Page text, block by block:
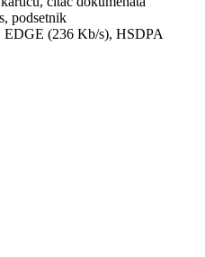
podsetnik
(236 Kb/s), HSDPA